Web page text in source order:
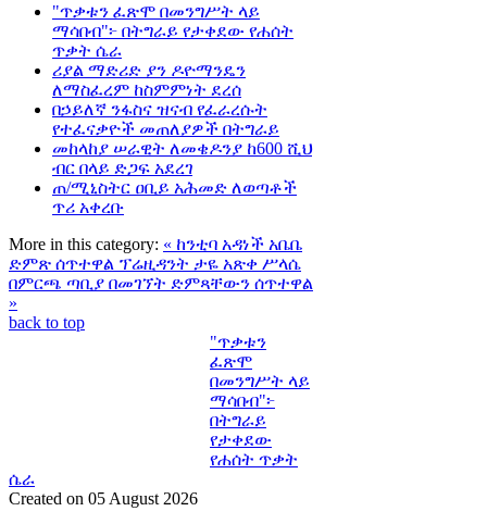
"ጥቃቱን ፈጽሞ በመንግሥት ላይ
ማሳበብ"፦ በትግራይ የታቀደው የሐሰት
ጥቃት ሴራ
ሪያል ማድሪድ ያን ዶዮማንዴን
ለማስፈረም ከስምምነት ደረሰ
በኃይለኛ ንፋስና ዝናብ የፈራረሱት
የተፈናቃዮች መጠለያዎች በትግራይ
መከላከያ ሠራዊት ለመቄዶንያ ከ600 ሺህ
ብር በላይ ድጋፍ አደረገ
ጠ/ሚኒስትር ዐቢይ አሕመድ ለወጣቶች
ጥሪ አቀረቡ
More in this category: « ከንቲባ አዳነች አቤቤ
ድምጽ ሰጥተዋል ፕሬዚዳንት ታዬ አጽቀ ሥላሴ
በምርጫ ጣቢያ በመገኘት ድምጻቸውን ሰጥተዋል
»
back to top
"ጥቃቱን
ፈጽሞ
በመንግሥት ላይ
ማሳበብ"፦
በትግራይ
የታቀደው
የሐሰት ጥቃት
ሴራ
Created on 05 August 2026